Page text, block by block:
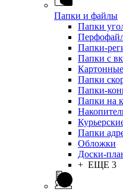
Папки и файлы
Папки
Папки-
Папки с
Папки
Папки-
Папки на
Папки
Обложки
Доски-
+ ЕЩЕ 3